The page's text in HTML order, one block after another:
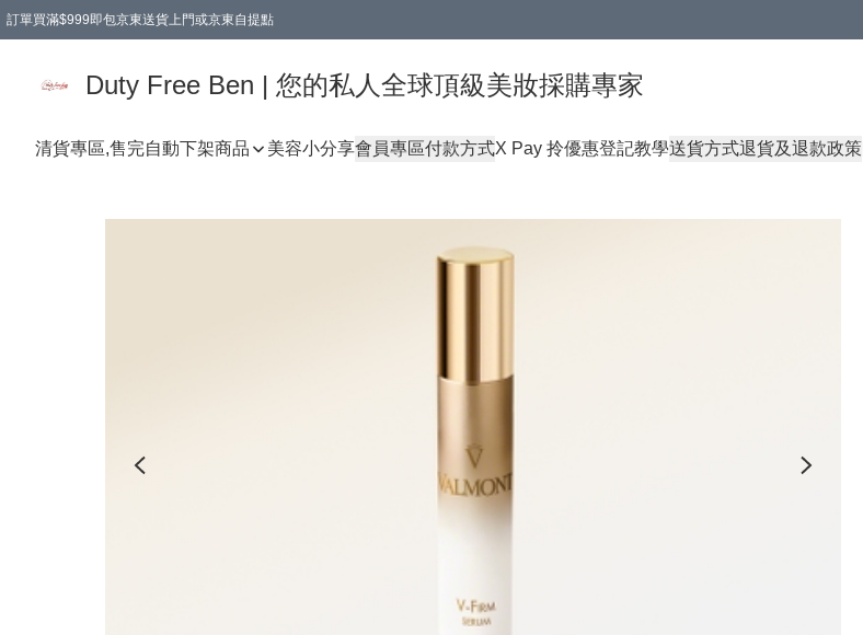
訂單買滿$999即包京東送貨上門或京東自提點
Duty Free Ben | 您的私人全球頂級美妝採購專家
清貨專區,售完自動下架商品 美容小分享會員專區付款方式X Pay 拎優惠登記教學送貨方式退貨及退款政策